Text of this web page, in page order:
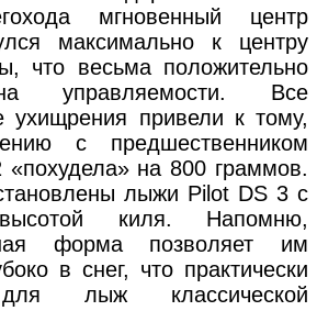
мгновенный центр
максимально к центру
что весьма положительно
управляемости. Все
ухищрения привели к тому,
с предшественником
«похудела» на 800 граммов.
лыжи Pilot DS 3 с
киля. Напомню,
форма позволяет им
в снег, что практически
лыж классической